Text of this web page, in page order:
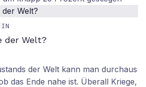
der Welt?
der Welt kann man durchaus
das Ende nahe ist. Überall Kriege,